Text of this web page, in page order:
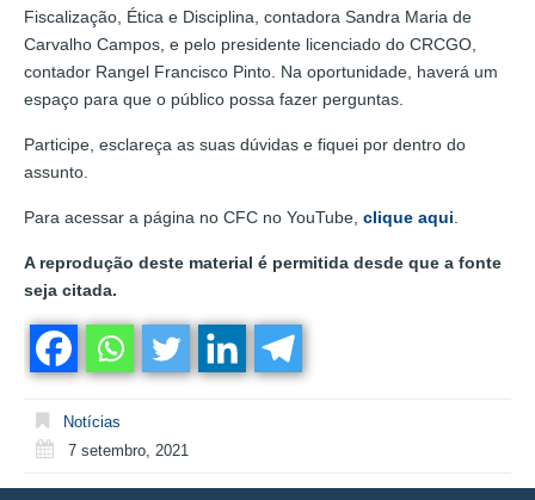
Fiscalização, Ética e Disciplina, contadora Sandra Maria de
Carvalho Campos, e pelo presidente licenciado do CRCGO,
contador Rangel Francisco Pinto. Na oportunidade, haverá um
espaço para que o público possa fazer perguntas.
Participe, esclareça as suas dúvidas e fiquei por dentro do
assunto.
Para acessar a página no CFC no YouTube, clique aqui
A reprodução deste material é permitida desde que a fonte
seja citada.
Notícias
7 setembro, 2021